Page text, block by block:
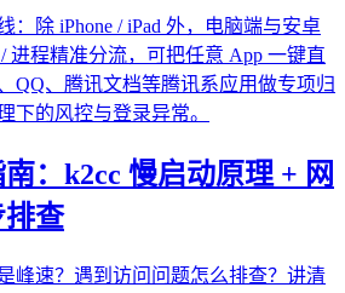
：除 iPhone / iPad 外，电脑端与安卓
进程精准分流，可把任意 App 一键直
QQ、腾讯文档等腾讯系应用做专项归
下的风控与登录异常。
：k2cc 慢启动原理 + 网
排查
峰速？遇到访问问题怎么排查？讲清